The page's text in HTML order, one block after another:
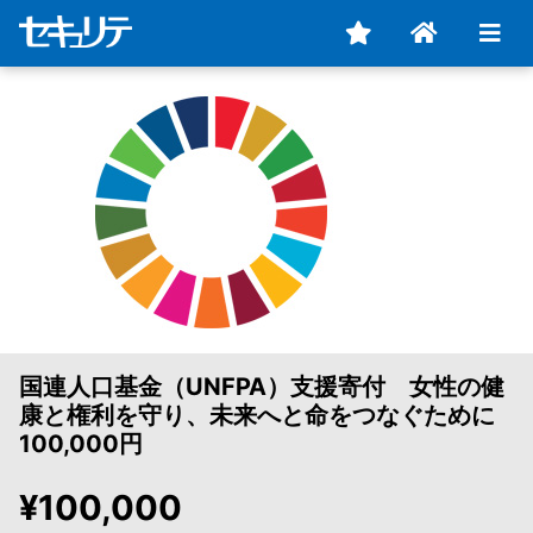
国連人口基金（UNFPA）支援寄付 女性の健
康と権利を守り、未来へと命をつなぐために
100,000円
¥100,000